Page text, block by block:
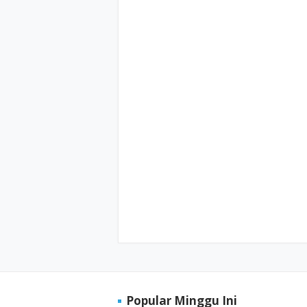
Popular Minggu Ini